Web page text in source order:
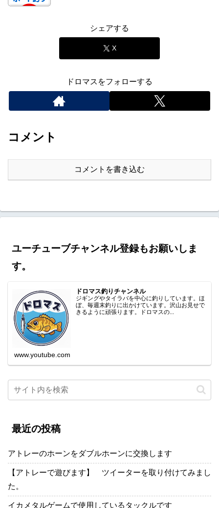
シェアする
X
ドロマスをフォローする
コメント
コメントを書き込む
ユーチューブチャンネル登録もお願いしま
す。
ドロマス釣りチャンネル
ジギングやタイラバを中心に釣りしています。ほ
ぼ、毎週末釣りに出かけています。沢山お見せで
きるように頑張ります。ドロマスの...
www.youtube.com
最近の投稿
アトレーのホーンをダブルホーンに交換します
【アトレーで遊びます】 ツイーターを取り付けてみまし
た。
イカメタルゲームで使用しているタックルです